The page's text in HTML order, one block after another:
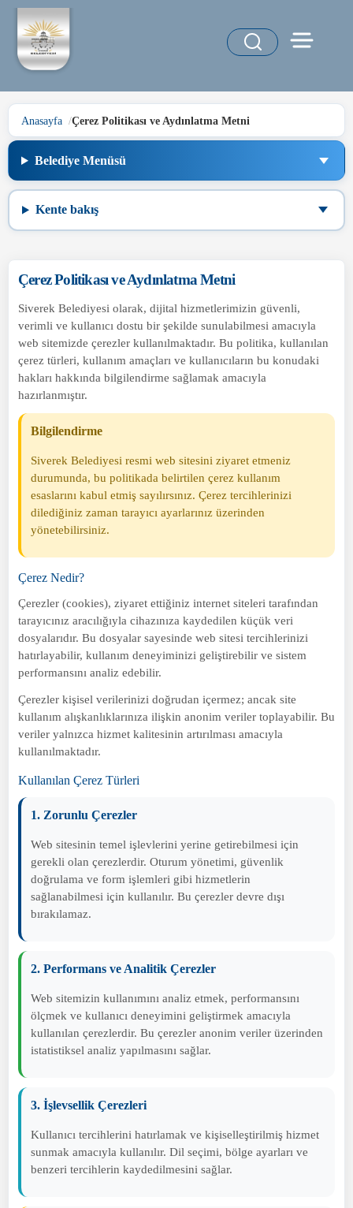
Anasayfa Çerez Politikası ve Aydınlatma Metni
Belediye Menüsü
Kente bakış
Çerez Politikası ve Aydınlatma Metni
Siverek Belediyesi olarak, dijital hizmetlerimizin güvenli,
verimli ve kullanıcı dostu bir şekilde sunulabilmesi amacıyla
web sitemizde çerezler kullanılmaktadır. Bu politika, kullanılan
çerez türleri, kullanım amaçları ve kullanıcıların bu konudaki
hakları hakkında bilgilendirme sağlamak amacıyla
hazırlanmıştır.
Bilgilendirme
Siverek Belediyesi resmi web sitesini ziyaret etmeniz
durumunda, bu politikada belirtilen çerez kullanım
esaslarını kabul etmiş sayılırsınız. Çerez tercihlerinizi
dilediğiniz zaman tarayıcı ayarlarınız üzerinden
yönetebilirsiniz.
Çerez Nedir?
Çerezler (cookies), ziyaret ettiğiniz internet siteleri tarafından
tarayıcınız aracılığıyla cihazınıza kaydedilen küçük veri
dosyalarıdır. Bu dosyalar sayesinde web sitesi tercihlerinizi
hatırlayabilir, kullanım deneyiminizi geliştirebilir ve sistem
performansını analiz edebilir.
Çerezler kişisel verilerinizi doğrudan içermez; ancak site
kullanım alışkanlıklarınıza ilişkin anonim veriler toplayabilir. Bu
veriler yalnızca hizmet kalitesinin artırılması amacıyla
kullanılmaktadır.
Kullanılan Çerez Türleri
1. Zorunlu Çerezler
Web sitesinin temel işlevlerini yerine getirebilmesi için
gerekli olan çerezlerdir. Oturum yönetimi, güvenlik
doğrulama ve form işlemleri gibi hizmetlerin
sağlanabilmesi için kullanılır. Bu çerezler devre dışı
bırakılamaz.
2. Performans ve Analitik Çerezler
Web sitemizin kullanımını analiz etmek, performansını
ölçmek ve kullanıcı deneyimini geliştirmek amacıyla
kullanılan çerezlerdir. Bu çerezler anonim veriler üzerinden
istatistiksel analiz yapılmasını sağlar.
3. İşlevsellik Çerezleri
Kullanıcı tercihlerini hatırlamak ve kişiselleştirilmiş hizmet
sunmak amacıyla kullanılır. Dil seçimi, bölge ayarları ve
benzeri tercihlerin kaydedilmesini sağlar.